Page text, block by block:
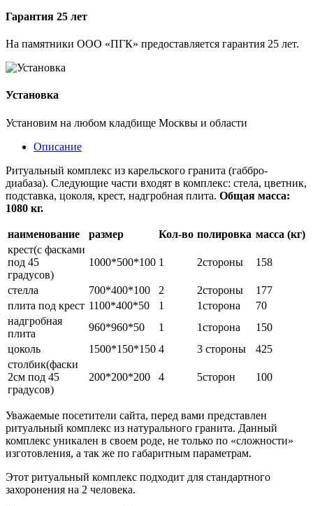
Гарантия 25 лет
На памятники ООО «ПГК» предоставляется гарантия 25 лет.
Установка
Установим на любом кладбище Москвы и области
Описание
Ритуальный комплекс из карельского гранита (габбро-
диабаза). Следующие части входят в комплекс: стела, цветник,
подставка, цоколя, крест, надгробная плита. Общая масса:
1080 кг.
наименование размер Кол-во полировка масса (кг)
крест(с фасками
под 45
градусов)
1000*500*100 1 2стороны 158
стелла 700*400*100 2 2стороны
177
плита под крест 1100*400*50 1 1сторона
70
надгробная
плита
960*960*50 1 1сторона
150
цоколь
1500*150*150 4 3 стороны
425
столбик(фаски
2см под 45
градусов)
200*200*200 4 5сторон 100
Уважаемые посетители сайта, перед вами представлен
ритуальный комплекс из натурального гранита. Данный
комплекс уникален в своем роде, не только по «сложности»
изготовления, а так же по габаритным параметрам.
Этот ритуальный комплекс подходит для стандартного
захоронения на 2 человека.